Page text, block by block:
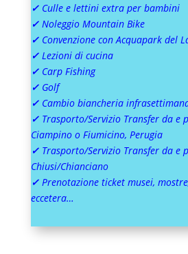
✓ Culle e lettini extra per bambini
✓ Noleggio Mountain Bike
✓ Convenzione con Acquapark del
✓ Lezioni di cucina
✓ Carp Fishing
✓ Golf
✓ Cambio biancheria
✓ Trasporto/Servizio Transfer da e
Ciampino o Fiumicino, Perugia
✓ Trasporto/Servizio Transfer da e
Chiusi/Chianciano
✓ Prenotazione ticket musei,
eccetera…